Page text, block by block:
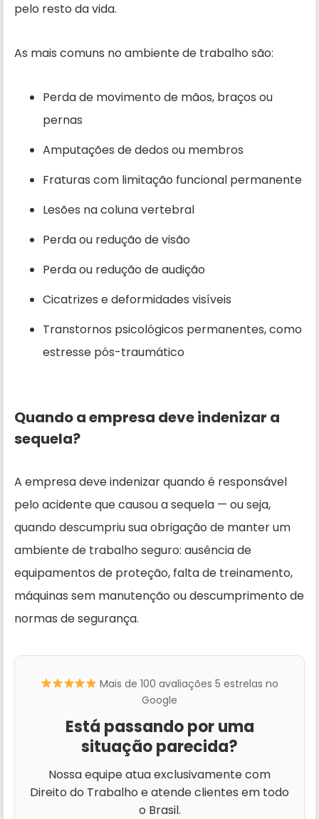
pelo resto da vida.
As mais comuns no ambiente de trabalho são:
Perda de movimento de mãos, braços ou
pernas
Amputações de dedos ou membros
Fraturas com limitação funcional permanente
Lesões na coluna vertebral
Perda ou redução de visão
Perda ou redução de audição
Cicatrizes e deformidades visíveis
Transtornos psicológicos permanentes, como
estresse pós-traumático
Quando a empresa deve indenizar a
sequela?
A empresa deve indenizar quando é responsável
pelo acidente que causou a sequela — ou seja,
quando descumpriu sua obrigação de manter um
ambiente de trabalho seguro: ausência de
equipamentos de proteção, falta de treinamento,
máquinas sem manutenção ou descumprimento de
normas de segurança.
Mais de 100 avaliações 5 estrelas no
Google
Está passando por uma
situação parecida?
Nossa equipe atua exclusivamente com
Direito do Trabalho e atende clientes em todo
o Brasil.